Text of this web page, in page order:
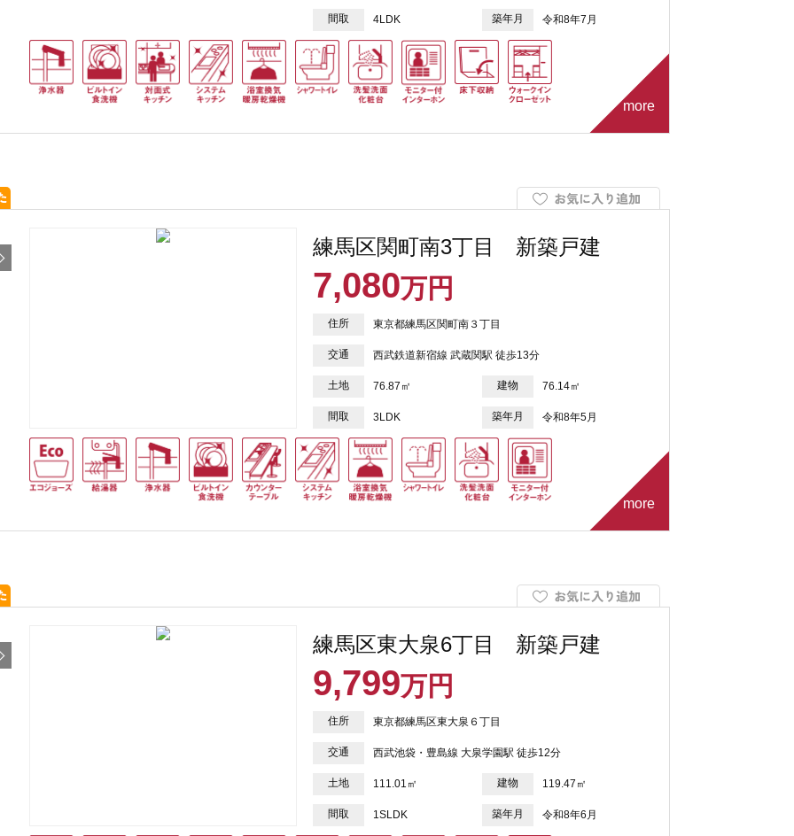
間取 4LDK 築年月 令和8年7月
more
練馬区関町南3丁目 新築戸建
7,080万円
住所 東京都練馬区関町南３丁目
交通 西武鉄道新宿線 武蔵関駅 徒歩13分
土地 76.87㎡ 建物 76.14㎡
間取 3LDK 築年月 令和8年5月
more
練馬区東大泉6丁目 新築戸建
9,799万円
住所 東京都練馬区東大泉６丁目
交通 西武池袋・豊島線 大泉学園駅 徒歩12分
土地 111.01㎡ 建物 119.47㎡
間取 1SLDK 築年月 令和8年6月